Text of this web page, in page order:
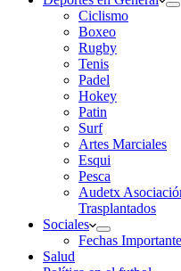
Ciclismo
Boxeo
Rugby
Tenis
Padel
Hokey
Patin
Surf
Artes Marciales
Esqui
Pesca
Audetx
Trasplantados
Sociales
Fechas
Salud